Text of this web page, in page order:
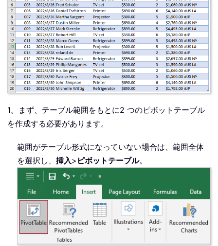
1。まず、テーブル範囲をもとに2 つのピボットテーブル
を作成する必要があります。
範囲がテーブル形式になっていない場合は、範囲全体
を選択し、 挿入> ピボットテーブル。